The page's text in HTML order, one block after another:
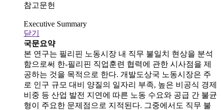
참고문헌
Executive Summary
닫기
국문요약
본 연구는 필리핀 노동시장 내 직무 불일치 현상을 분석
함으로써 한-필리핀 직업훈련 협력에 관한 시사점을 제
공하는 것을 목적으로 한다. 개발도상국 노동시장은 주
로 인구 규모 대비 양질의 일자리 부족, 높은 비공식 경제
비중 등 산업 발전 지연에 따른 노동 수요와 공급 간 불균
형이 주요한 문제점으로 지적된다. 그중에서도 직무 불